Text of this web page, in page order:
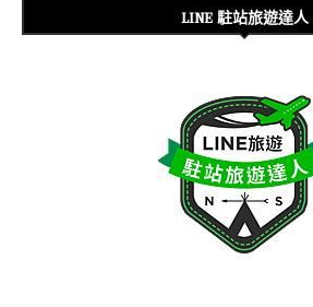
LINE 駐站旅遊達人